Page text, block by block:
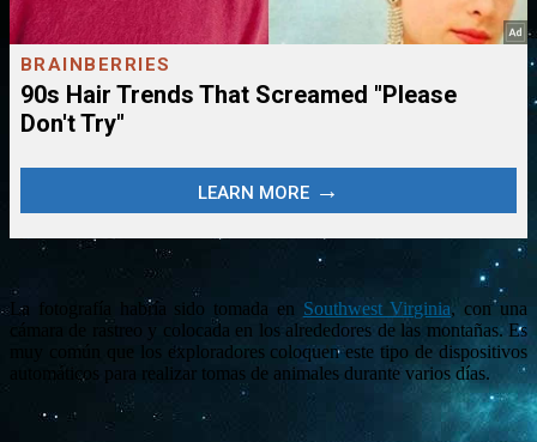
La fotografía habría sido tomada en Southwest Virginia, con una
cámara de rastreo y colocada en los alrededores de las montañas. Es
muy común que los exploradores coloquen este tipo de dispositivos
automáticos para realizar tomas de animales durante varios días.